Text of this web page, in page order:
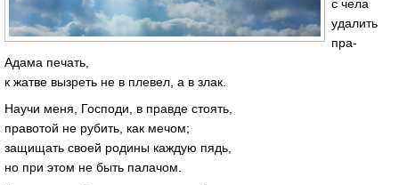
с чела
удалить
пра-
Адама печать,
к жатве вызреть не в плевел, а в злак.
Научи меня, Господи, в правде стоять,
правотой не рубить, как мечом;
защищать своей родины каждую пядь,
но при этом не быть палачом.